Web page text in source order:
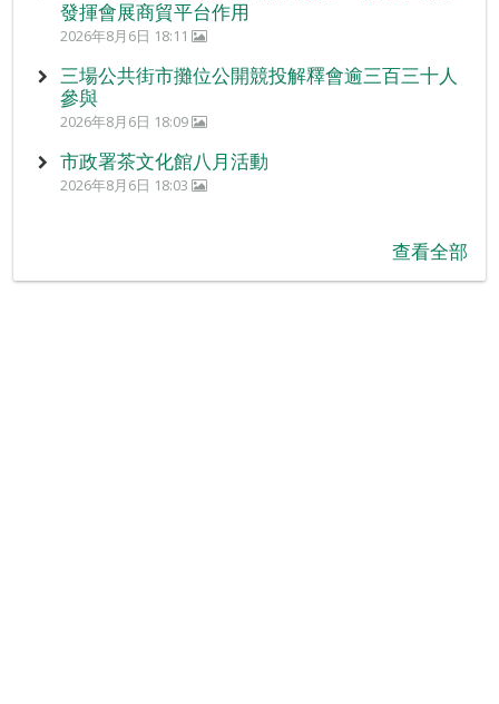
發揮會展商貿平台作用
2026年8月6日 18:11
三場公共街市攤位公開競投解釋會逾三百三十人
參與
2026年8月6日 18:09
市政署茶文化館八月活動
2026年8月6日 18:03
查看全部